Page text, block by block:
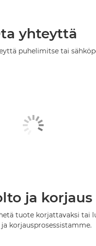
yhteyttä
puhelimitse tai
ja korjaus
tuote korjattavaksi tai
korjausprosessistamme.